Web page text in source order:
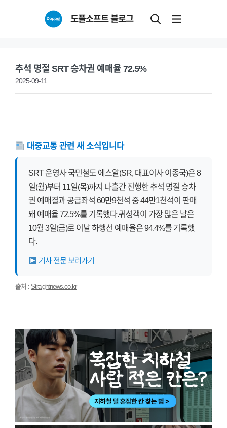
도플소프트 블로그
추석 명절 SRT 승차권 예매율 72.5%
2025-09-11
대중교통 관련 새 소식입니다
SRT 운영사 국민철도 에스알(SR, 대표이사 이종국)은 8
일(월)부터 11일(목)까지 나흘간 진행한 추석 명절 승차
권 예매결과 공급좌석 60만9천석 중 44만1천석이 판매
돼 예매율 72.5%를 기록했다.귀성객이 가장 많은 날은
10월 3일(금)로 이날 하행선 예매율은 94.4%를 기록했
다.
기사 전문 보러가기
출처 : Straightnews.co.kr